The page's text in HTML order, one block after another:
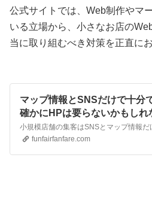
公式サイトでは、Web制作やマ
いる立場から、小さなお店の
当に取り組むべき対策を正直に
マップ情報とSNSだけで十分
確かにHPは要らないかもしれ
正直に話そう小さなお店の
のリアル
funfairfanfare.com